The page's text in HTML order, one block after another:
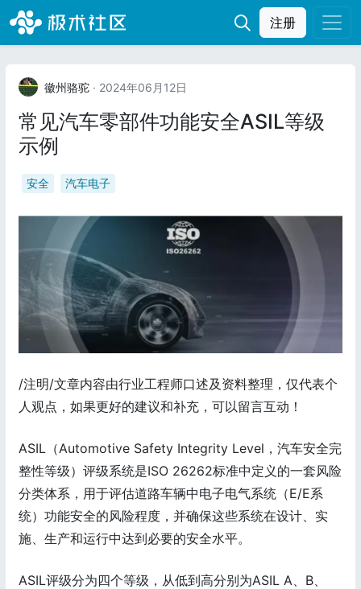
注册
徽州骆驼 · 2024年06月12日
常见汽车零部件功能安全ASIL等级
示例
安全 汽车电子
/注明/文章内容由行业工程师口述及资料整理，仅代表个
人观点，如果更好的建议和补充，可以留言互动！
ASIL（Automotive Safety Integrity Level，汽车安全完
整性等级）评级系统是ISO 26262标准中定义的一套风险
分类体系，用于评估道路车辆中电子电气系统（E/E系
统）功能安全的风险程度，并确保这些系统在设计、实
施、生产和运行中达到必要的安全水平。
ASIL评级分为四个等级，从低到高分别为ASIL A、B、